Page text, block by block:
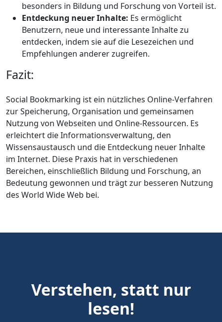
besonders in Bildung und Forschung von Vorteil ist.
Entdeckung neuer Inhalte: Es ermöglicht
Benutzern, neue und interessante Inhalte zu
entdecken, indem sie auf die Lesezeichen und
Empfehlungen anderer zugreifen.
Fazit:
Social Bookmarking ist ein nützliches Online-Verfahren
zur Speicherung, Organisation und gemeinsamen
Nutzung von Webseiten und Online-Ressourcen. Es
erleichtert die Informationsverwaltung, den
Wissensaustausch und die Entdeckung neuer Inhalte
im Internet. Diese Praxis hat in verschiedenen
Bereichen, einschließlich Bildung und Forschung, an
Bedeutung gewonnen und trägt zur besseren Nutzung
des World Wide Web bei.
Verstehen, statt nur
lesen!